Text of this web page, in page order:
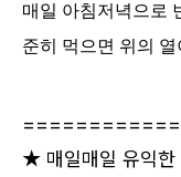
매일 아침저녁으로
준히 먹으면 위의
★ 매일매일 유익